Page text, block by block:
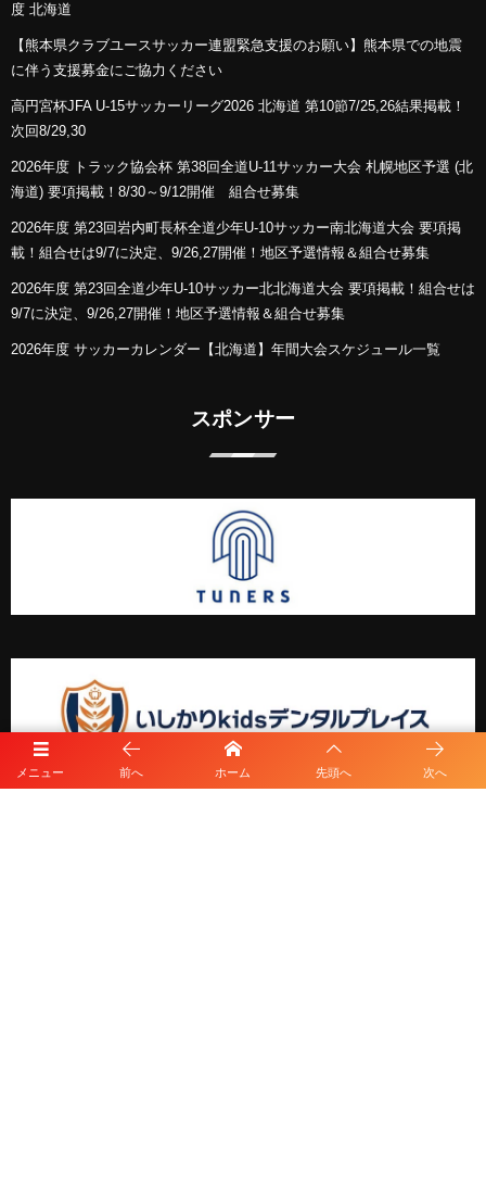
メニュー 前へ ホーム 先頭へ 次へ
度 北海道
【熊本県クラブユースサッカー連盟緊急支援のお願い】熊本県での地震
に伴う支援募金にご協力ください
高円宮杯JFA U-15サッカーリーグ2026 北海道 第10節7/25,26結果掲載！
次回8/29,30
2026年度 トラック協会杯 第38回全道U-11サッカー大会 札幌地区予選 (北
海道) 要項掲載！8/30～9/12開催 組合せ募集
2026年度 第23回岩内町長杯全道少年U-10サッカー南北海道大会 要項掲
載！組合せは9/7に決定、9/26,27開催！地区予選情報＆組合せ募集
2026年度 第23回全道少年U-10サッカー北北海道大会 要項掲載！組合せは
9/7に決定、9/26,27開催！地区予選情報＆組合せ募集
2026年度 サッカーカレンダー【北海道】年間大会スケジュール一覧
スポンサー